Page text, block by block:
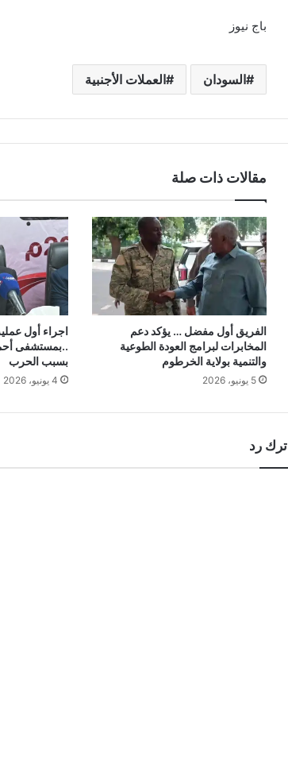
باج نيوز
السودان العملات الأجنبية
مقالات ذات صلة
الفريق أول مفضل … يؤكد دعم
المخابرات لبرامج العودة الطوعية
والتنمية بولاية الخرطوم
5 يونيو، 2026
اجراء أول
..بمستشفى
بسبب الحرب
4 يونيو، 2026
اترك رد